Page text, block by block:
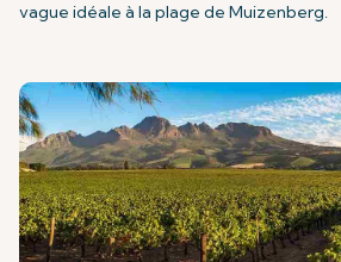
vague idéale à la plage de Muizenberg.